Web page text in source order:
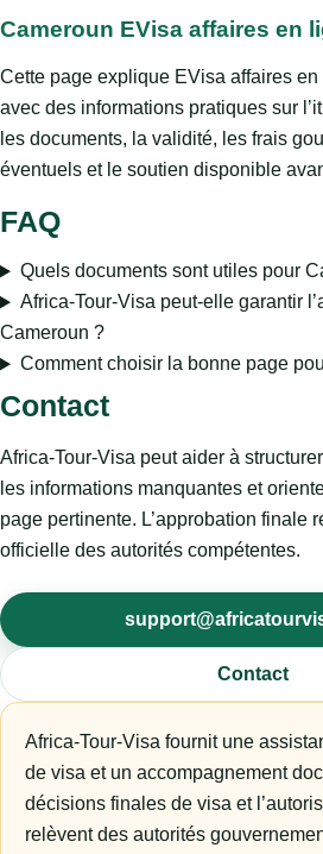
Cameroun EVisa affaires en
Cette page explique EVisa affaires
avec des informations pratiques sur
les documents, la validité, les frais
éventuels et le soutien disponible
FAQ
Quels documents sont utiles pour
Africa-Tour-Visa peut-elle garantir
Cameroun ?
Comment choisir la bonne page
Contact
Africa-Tour-Visa peut aider à
les informations manquantes et
page pertinente. L’approbation finale
officielle des autorités compétentes.
Contact
Africa-Tour-Visa fournit une
de visa et un accompagnement
décisions finales de visa et
relèvent des autorités